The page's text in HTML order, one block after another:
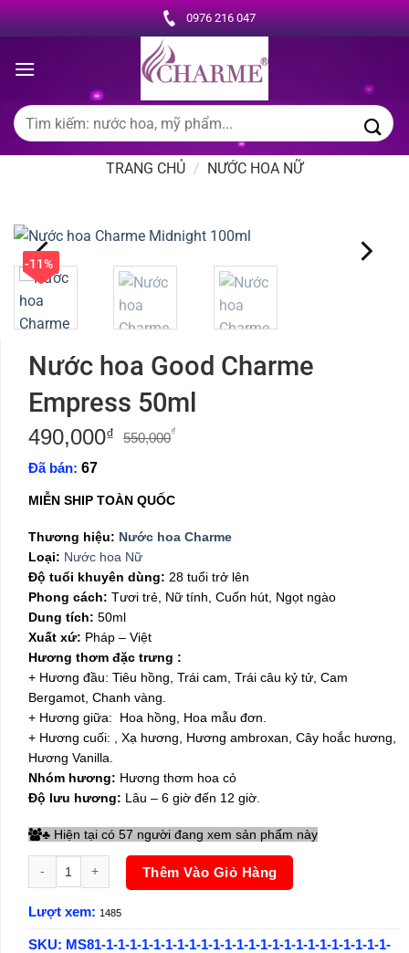
Chuyển
đến
dung
0976 216 047
Tìm
kiếm:
TRANG CHỦ / NƯỚC HOA NỮ
-11%
Nước hoa Good Charme
Empress 50ml
550,000₫
490,000₫
Đã bán: 67
MIỄN SHIP TOÀN QUỐC
Thương hiệu: Nước hoa Charme
Loại: Nước hoa Nữ
Độ tuổi khuyên dùng: 28 tuổi trở lên
Phong cách: Tươi trẻ, Nữ tính, Cuốn hút, Ngọt ngào
Dung tích: 50ml
Xuất xứ: Pháp – Việt
Hương thơm đặc trưng :
+ Hương đầu: Tiêu hồng, Trái cam, Trái câu kỷ tử, Cam
Bergamot, Chanh vàng.
+ Hương giữa: Hoa hồng, Hoa mẫu đơn.
+ Hương cuối: , Xạ hương, Hương ambroxan, Cây hoắc hương,
Hương Vanilla.
Nhóm hương: Hương thơm hoa cỏ
Độ lưu hương: Lâu – 6 giờ đến 12 giờ.
♣ Hiện tại có 57 người đang xem sản phẩm này
Nước hoa Good Charme Empress 50ml số lượng
Thêm Vào Giỏ Hàng
Lượt xem: 1485
SKU: MS81-1-1-1-1-1-1-1-1-1-1-1-1-1-1-1-1-1-1-1-1-1-1-1-1-